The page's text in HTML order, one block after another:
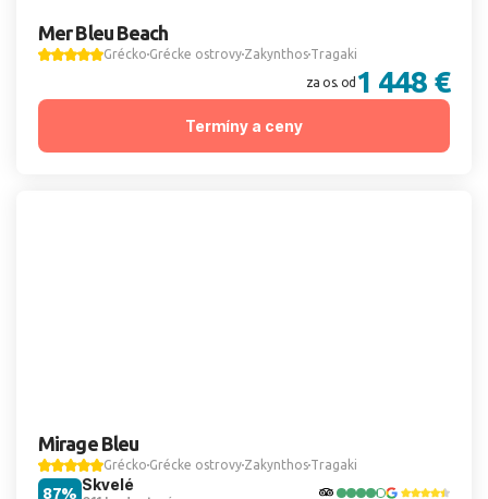
Mer Bleu Beach
Grécko Grécke ostrovy Zakynthos Tragaki
za os. od 1 448 €
Termíny a ceny
Mirage Bleu
Grécko Grécke ostrovy Zakynthos Tragaki
Skvelé
87%